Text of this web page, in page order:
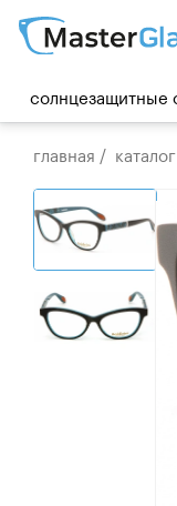
солнцезащитные
главная / каталог